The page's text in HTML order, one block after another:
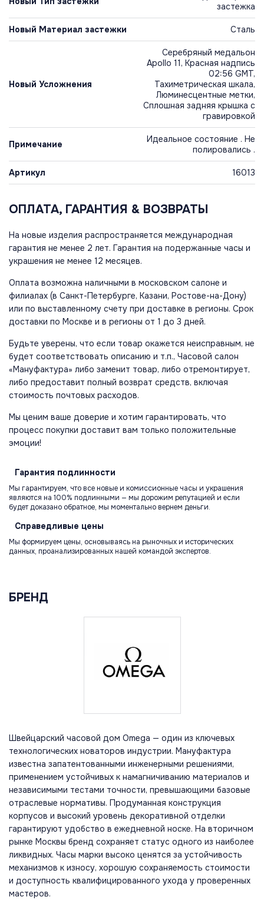
застежка
Новый Материал застежки Сталь
Новый Усложнения
Серебряный медальон
Apollo 11, Красная надпись
02:56 GMT,
Тахиметрическая шкала,
Люминесцентные метки,
Сплошная задняя крышка с
гравировкой
Примечание
Идеальное состояние . Не
полировались .
Артикул 16013
ОПЛАТА, ГАРАНТИЯ & ВОЗВРАТЫ
На новые изделия распространяется международная
гарантия не менее 2 лет. Гарантия на подержанные часы и
украшения не менее 12 месяцев.
Оплата возможна наличными в московском салоне и
филиалах (в Санкт-Петербурге, Казани, Ростове-на-Дону)
или по выставленному счету при доставке в регионы. Срок
доставки по Москве и в регионы от 1 до 3 дней.
Будьте уверены, что если товар окажется неисправным, не
будет соответствовать описанию и т.п., Часовой салон
«Мануфактура» либо заменит товар, либо отремонтирует,
либо предоставит полный возврат средств, включая
стоимость почтовых расходов.
Мы ценим ваше доверие и хотим гарантировать, что
процесс покупки доставит вам только положительные
эмоции!
Гарантия подлинности
Мы гарантируем, что все новые и комиссионные часы и украшения
являются на 100% подлинными — мы дорожим репутацией и если
будет доказано обратное, мы моментально вернем деньги.
Справедливые цены
Мы формируем цены, основываясь на рыночных и исторических
данных, проанализированных нашей командой экспертов.
БРЕНД
Швейцарский часовой дом Omega — один из ключевых
технологических новаторов индустрии. Мануфактура
известна запатентованными инженерными решениями,
применением устойчивых к намагничиванию материалов и
независимыми тестами точности, превышающими базовые
отраслевые нормативы. Продуманная конструкция
корпусов и высокий уровень декоративной отделки
гарантируют удобство в ежедневной носке. На вторичном
рынке Москвы бренд сохраняет статус одного из наиболее
ликвидных. Часы марки высоко ценятся за устойчивость
механизмов к износу, хорошую сохраняемость стоимости
и доступность квалифицированного ухода у проверенных
мастеров.